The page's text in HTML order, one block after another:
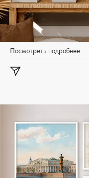
Посмотреть подробнее